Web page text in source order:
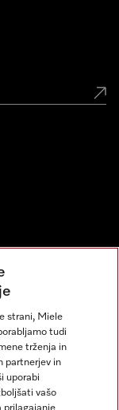
strani, Miele
tudi
trženja in
partnerjev in
uporabi
vašo